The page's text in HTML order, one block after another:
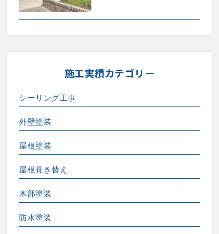
施工実績カテゴリー
シーリング工事
外壁塗装
屋根塗装
屋根葺き替え
木部塗装
防水塗装